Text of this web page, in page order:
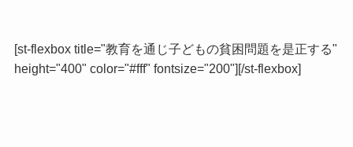
[st-flexbox title="教育を通じ子どもの貧困問題を是正する"
height="400" color="#fff" fontsize="200"][/st-flexbox]